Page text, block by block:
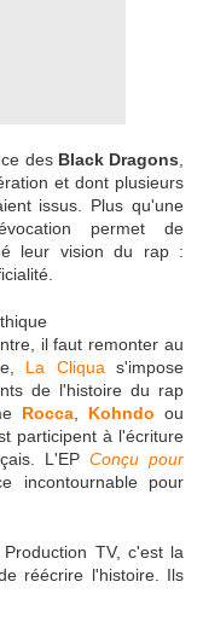
des Black Dragons
et dont plusieurs
issus. Plus qu'une
permet de
leur vision du rap :
il faut remonter au
La Cliqua s'impose
de l'histoire du rap
Rocca, Kohndo ou
participent à l'écriture
L'EP Conçu pour
incontournable pour
TV, c'est la
réécrire l'histoire. Ils